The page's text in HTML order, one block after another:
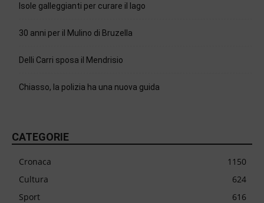
Isole galleggianti per curare il lago
30 anni per il Mulino di Bruzella
Delli Carri sposa il Mendrisio
Chiasso, la polizia ha una nuova guida
CATEGORIE
Cronaca
1150
Cultura
624
Sport
616